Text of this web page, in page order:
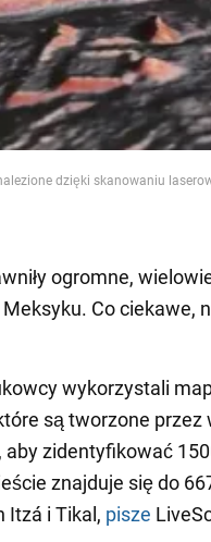
dzięki skanowaniu
ogromne,
Co ciekawe,
wykorzystali
są tworzone
aby zidentyfikować
znajduje się do
Itzá i Tikal, pisze